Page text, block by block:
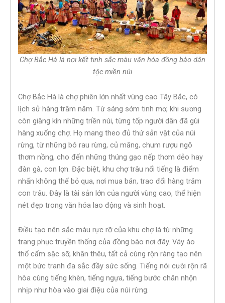
Chợ Bắc Hà là nơi kết tinh sắc màu văn hóa đồng bào dân
tộc miền núi
Chợ Bắc Hà là chợ phiên lớn nhất vùng cao Tây Bắc, có
lịch sử hàng trăm năm. Từ sáng sớm tinh mơ, khi sương
còn giăng kín những triền núi, từng tốp người dân đã gùi
hàng xuống chợ. Họ mang theo đủ thứ sản vật của núi
rừng, từ những bó rau rừng, củ măng, chum rượu ngô
thơm nồng, cho đến những thúng gạo nếp thơm dẻo hay
đàn gà, con lợn. Đặc biệt, khu chợ trâu nổi tiếng là điểm
nhấn không thể bỏ qua, nơi mua bán, trao đổi hàng trăm
con trâu. Đây là tài sản lớn của người vùng cao, thể hiện
nét đẹp trong văn hóa lao động và sinh hoạt.
Điều tạo nên sắc màu rực rỡ của khu chợ là từ những
trang phục truyền thống của đồng bào nơi đây. Váy áo
thổ cẩm sặc sỡ, khăn thêu, tất cả cùng rộn ràng tạo nên
một bức tranh đa sắc đầy sức sống. Tiếng nói cười rộn rã
hòa cùng tiếng khèn, tiếng ngựa, tiếng bước chân nhộn
nhịp như hòa vào giai điệu của núi rừng.